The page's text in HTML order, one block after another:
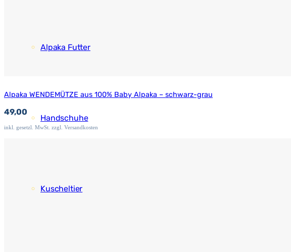
Alpaka Futter
Handschuhe
Kuscheltier
Alpaka WENDEMÜTZE aus 100% Baby Alpaka – schwarz-grau
49,00
inkl. gesetzl. MwSt. zzgl. Versandkosten